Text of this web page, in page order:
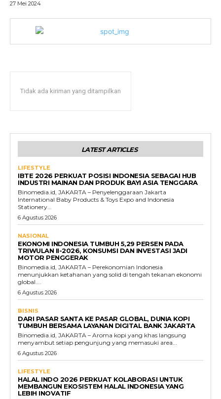
27 Mei 2024
Tidak ada kiriman yang ditampilkan
LATEST ARTICLES
LIFESTYLE
IBTE 2026 PERKUAT POSISI INDONESIA SEBAGAI HUB
INDUSTRI MAINAN DAN PRODUK BAYI ASIA TENGGARA
Binomedia.id, JAKARTA – Penyelenggaraan Jakarta
International Baby Products & Toys Expo and Indonesia
Stationery...
6 Agustus 2026
NASIONAL
EKONOMI INDONESIA TUMBUH 5,29 PERSEN PADA
TRIWULAN II-2026, KONSUMSI DAN INVESTASI JADI
MOTOR PENGGERAK
Binomedia.id, JAKARTA – Perekonomian Indonesia
menunjukkan ketahanan yang solid di tengah tekanan ekonomi
global....
6 Agustus 2026
BISNIS
DARI PASAR SANTA KE PASAR GLOBAL, DUNIA KOPI
TUMBUH BERSAMA LAYANAN DIGITAL BANK JAKARTA
Binomedia.id, JAKARTA – Aroma kopi yang khas langsung
menyambut setiap pengunjung yang memasuki area...
6 Agustus 2026
LIFESTYLE
HALAL INDO 2026 PERKUAT KOLABORASI UNTUK
MEMBANGUN EKOSISTEM HALAL INDONESIA YANG
LEBIH INOVATIF